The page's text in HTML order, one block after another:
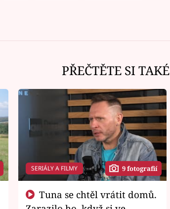
PŘEČTĚTE SI TAKÉ
SERIÁLY A FILMY 9 fotografií